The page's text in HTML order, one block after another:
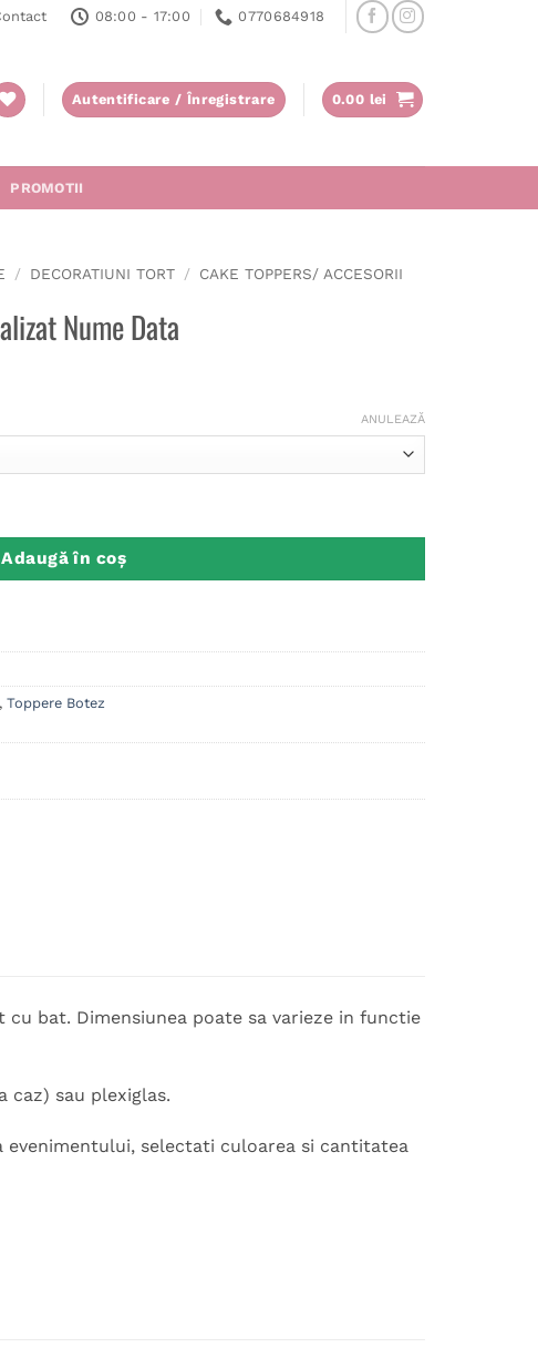
08:00 - 17:00 0770684918
Autentificare / Înregistrare 0.00 lei
PROMOTII
/ DECORATIUNI TORT / CAKE TOPPERS/ ACCESORII
Nume Data
ANULEAZĂ
Adaugă în coș
Toppere Botez
bat. Dimensiunea poate sa varieze in functie
caz) sau plexiglas.
selectati culoarea si cantitatea